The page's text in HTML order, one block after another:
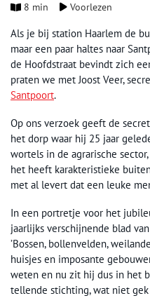
8 min Voorlezen
Als je bij station Haarlem de
maar een paar haltes naar
de Hoofdstraat bevindt zich
praten we met Joost Veer,
Santpoort.
Op ons verzoek geeft de
het dorp waar hij 25 jaar
wortels in de agrarische
het heeft karakteristieke
met al levert dat een leuke
In een portretje voor het
jaarlijks verschijnende blad
’Bossen, bollenvelden,
huisjes en imposante
weten en nu zit hij dus in het
tellende stichting, wat niet gek